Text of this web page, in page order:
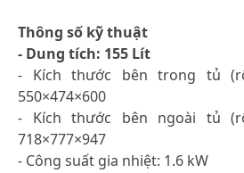
Thông số kỹ thuật
- Dung tích: 155 Lít
- Kích thước bên trong tủ
550×474×600
- Kích thước bên ngoài tủ
718×777×947
- Công suất gia nhiệt: 1.6 kW